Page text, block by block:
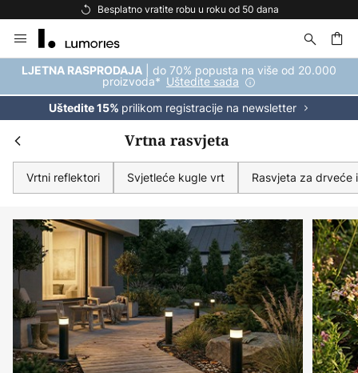
Besplatna dostava za kupnju iznad 69 €
to
Content
LJETNA RASPRODAJA | do 70% popusta na više od 20.000
proizvoda* Uštedite sada
Uštedite 15% prilikom registracije na newsletter
Vrtna rasvjeta
Vrtni reflektori Svjetleće kugle vrt Rasvjeta za drveće